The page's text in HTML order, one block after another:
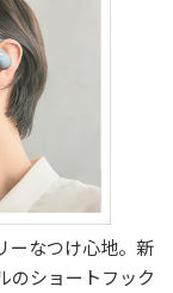
ーなつけ心地。新
のショートフック